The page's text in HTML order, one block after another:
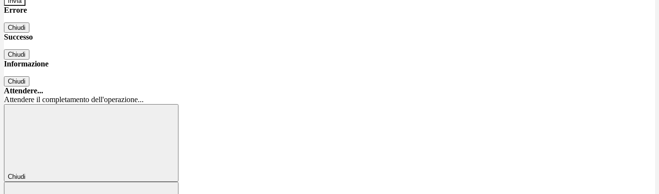
Errore
Chiudi
Successo
Chiudi
Informazione
Chiudi
Attendere...
Attendere il completamento dell'operazione...
Chiudi